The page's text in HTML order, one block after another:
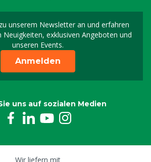
unserem Newsletter an und erfahren
Neuigkeiten, exklusiven Angeboten und
unseren Events.
Melden Sie sich für
Anmelden
uns auf sozialen Medien
Wir liefern mit